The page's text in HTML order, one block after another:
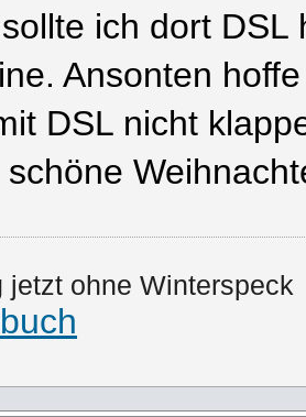
ich dort
Ansonten
DSL nicht
jetzt ohne Winterspeck